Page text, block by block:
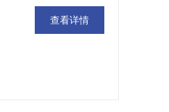
查看详情